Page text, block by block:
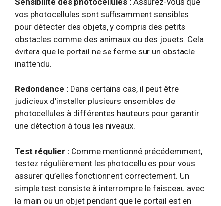
vos photocellules sont suffisamment sensibles
pour détecter des objets, y compris des petits
obstacles comme des animaux ou des jouets. Cela
évitera que le portail ne se ferme sur un obstacle
inattendu.
Redondance : Dans certains cas, il peut être
judicieux d’installer plusieurs ensembles de
photocellules à différentes hauteurs pour garantir
une détection à tous les niveaux.
Test régulier : Comme mentionné précédemment,
testez régulièrement les photocellules pour vous
assurer qu’elles fonctionnent correctement. Un
simple test consiste à interrompre le faisceau avec
la main ou un objet pendant que le portail est en